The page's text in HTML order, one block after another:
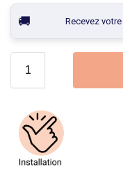
Recevez